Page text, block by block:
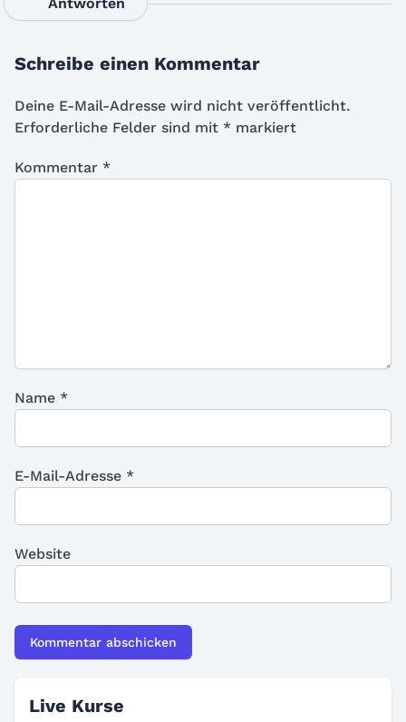
Schreibe einen Kommentar
Deine E-Mail-Adresse wird nicht veröffentlicht.
Erforderliche Felder sind mit * markiert
Kommentar *
Name *
E-Mail-Adresse *
Website
Live Kurse